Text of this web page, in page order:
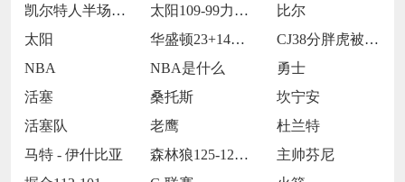
凯尔特人半场65-55领先雷霆
太阳109-99力克76人
比尔
太阳
华盛顿23+14莱夫利21+15 独行侠
CJ38分胖虎被禁赛 鹈鹕123-115
NBA
NBA是什么
勇士
活塞
桑托斯
坎宁安
活塞队
老鹰
杜兰特
马特 - 伊什比亚
森林狼125-127不敌灰熊
主帅芬尼